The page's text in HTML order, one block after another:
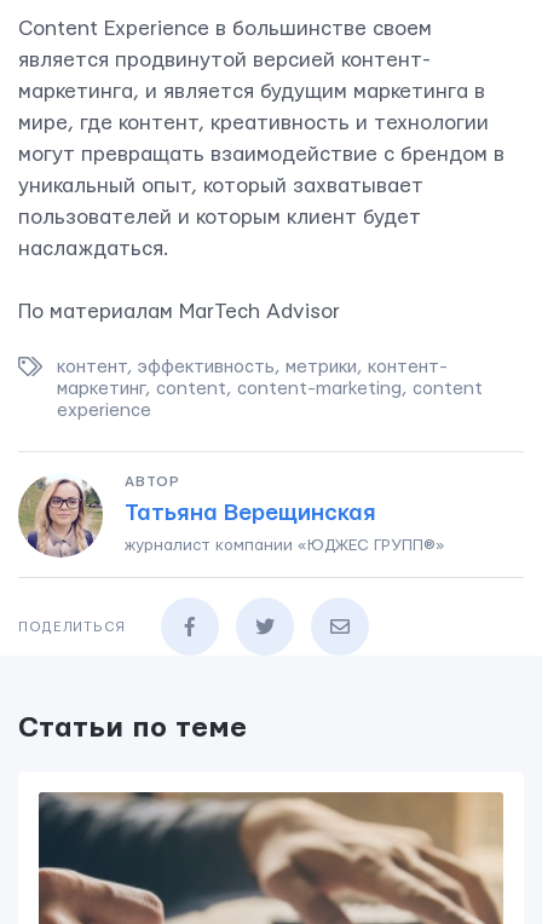
Content Experience в большинстве своем
является продвинутой версией контент-
маркетинга, и является будущим маркетинга в
мире, где контент, креативность и технологии
могут превращать взаимодействие с брендом в
уникальный опыт, который захватывает
пользователей и которым клиент будет
наслаждаться.
По материалам MarTech Advisor
контент, эффективность , метрики , контент-
маркетинг, content , content-marketing , content
experience
АВТОР
Татьяна Верещинская
журналист компании «ЮДЖЕС ГРУПП®»
ПОДЕЛИТЬСЯ
Статьи по теме